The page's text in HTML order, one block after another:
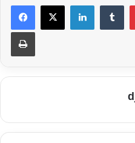
LinkedIn
Drucken